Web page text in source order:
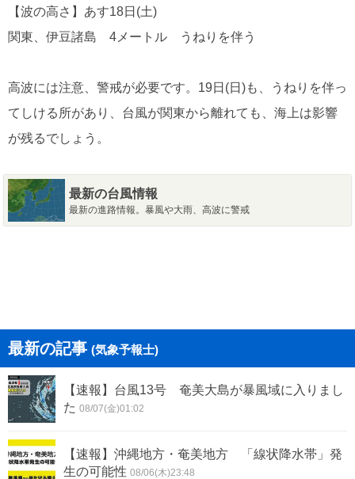
【波の高さ】あす18日(土)
関東、伊豆諸島 4メートル うねりを伴う
高波には注意、警戒が必要です。19日(日)も、うねりを伴っ
てしける所があり、台風が関東から離れても、海上は影響
が残るでしょう。
最新の台風情報
最新の進路情報。暴風や大雨、高波に警戒
最新の記事 (気象予報士)
【速報】台風13号 奄美大島が暴風域に入りまし
た 08/07(金)01:02
【速報】沖縄地方・奄美地方 「線状降水帯」発
生の可能性 08/06(木)23:48